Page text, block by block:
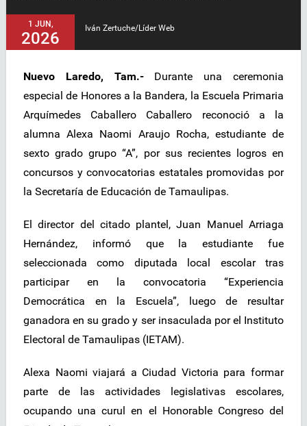
1 JUN,
2026
Iván Zertuche/Líder Web
Nuevo Laredo, Tam.-Durante una ceremonia
especial de Honores a la Bandera, la Escuela Primaria
Arquímedes Caballero Caballero reconoció a la
alumna Alexa Naomi Araujo Rocha, estudiante de
sexto grado grupo “A”, por sus recientes logros en
concursos y convocatorias estatales promovidas por
la Secretaría de Educación de Tamaulipas.
El director del citado plantel, Juan Manuel Arriaga
Hernández, informó que la estudiante fue
seleccionada como diputada local escolar tras
participar en la convocatoria “Experiencia
Democrática en la Escuela”, luego de resultar
ganadora en su grado y ser insaculada por el Instituto
Electoral de Tamaulipas (IETAM).
Alexa Naomi viajará a Ciudad Victoria para formar
parte de las actividades legislativas escolares,
ocupando una curul en el Honorable Congreso del